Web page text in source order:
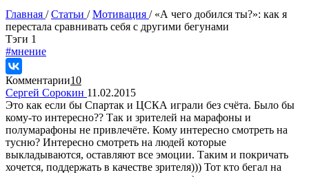
Главная /Статьи /Мотивация / «А чего добился ты?»: как я
перестала сравнивать себя с другими бегунами
Tэги 1
#мнение
Комментарии10
Сергей Сорокин 11.02.2015
Это как если бы Спартак и ЦСКА играли без счёта. Было бы
кому-то интересно?? Так и зрителей на марафоны и
полумарафоны не привлечёте. Кому интересно смотреть на
тусню? Интересно смотреть на людей которые
выкладываются, оставляют все эмоции. Таким и покричать
хочется, поддержать в качестве зрителя))) Тот кто бегал на